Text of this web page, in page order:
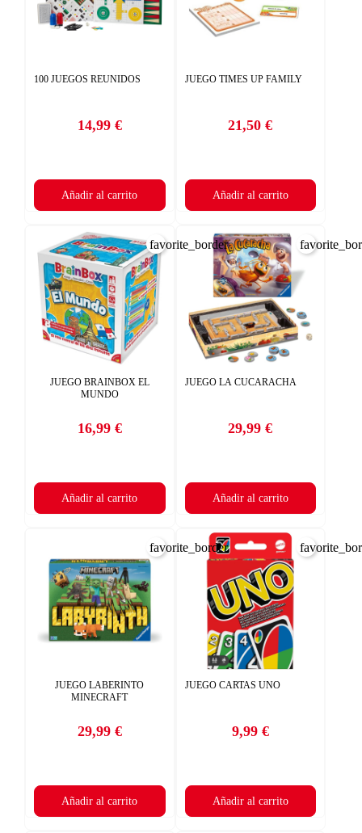
100 JUEGOS REUNIDOS
Precio
14,99 €
Añadir al carrito
JUEGO TIMES UP FAMILY
Precio
21,50 €
Añadir al carrito
JUEGO BRAINBOX EL
MUNDO
Precio
16,99 €
Añadir al carrito
favorite_border
JUEGO LA CUCARACHA
Precio
29,99 €
Añadir al carrito
JUEGO LABERINTO
MINECRAFT
Precio
29,99 €
Añadir al carrito
favorite_border
JUEGO CARTAS UNO
Precio
9,99 €
Añadir al carrito